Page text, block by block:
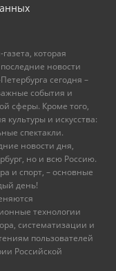
которая
новости
сегодня –
события и
сферы. Кроме того,
культуры и искусства:
спектакли.
новости дня,
но и всю Россию.
и спорт, – основные
день!
технологии
систематизации и
пользователей
Российской